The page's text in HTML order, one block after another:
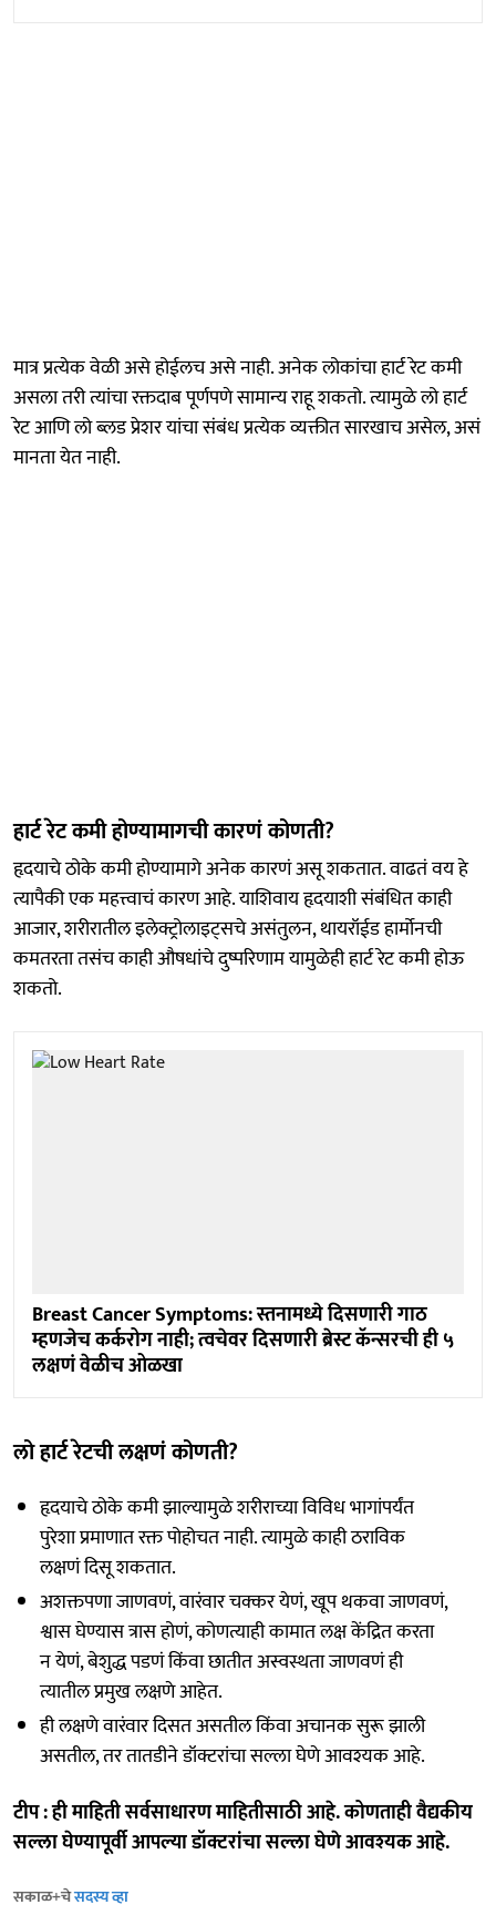
मात्र प्रत्येक वेळी असे होईलच असे नाही. अनेक लोकांचा हार्ट रेट कमी
असला तरी त्यांचा रक्तदाब पूर्णपणे सामान्य राहू शकतो. त्यामुळे लो हार्ट
रेट आणि लो ब्लड प्रेशर यांचा संबंध प्रत्येक व्यक्तीत सारखाच असेल, असं
मानता येत नाही.
हार्ट रेट कमी होण्यामागची कारणं कोणती?
हृदयाचे ठोके कमी होण्यामागे अनेक कारणं असू शकतात. वाढतं वय हे
त्यापैकी एक महत्त्वाचं कारण आहे. याशिवाय हृदयाशी संबंधित काही
आजार, शरीरातील इलेक्ट्रोलाइट्सचे असंतुलन, थायरॉईड हार्मोनची
कमतरता तसंच काही औषधांचे दुष्परिणाम यामुळेही हार्ट रेट कमी होऊ
शकतो.
Breast Cancer Symptoms: स्तनामध्ये दिसणारी गाठ
म्हणजेच कर्करोग नाही; त्वचेवर दिसणारी ब्रेस्ट कॅन्सरची ही ५
लक्षणं वेळीच ओळखा
लो हार्ट रेटची लक्षणं कोणती?
हृदयाचे ठोके कमी झाल्यामुळे शरीराच्या विविध भागांपर्यंत
पुरेशा प्रमाणात रक्त पोहोचत नाही. त्यामुळे काही ठराविक
लक्षणं दिसू शकतात.
अशक्तपणा जाणवणं, वारंवार चक्कर येणं, खूप थकवा जाणवणं,
श्वास घेण्यास त्रास होणं, कोणत्याही कामात लक्ष केंद्रित करता
न येणं, बेशुद्ध पडणं किंवा छातीत अस्वस्थता जाणवणं ही
त्यातील प्रमुख लक्षणे आहेत.
ही लक्षणे वारंवार दिसत असतील किंवा अचानक सुरू झाली
असतील, तर तातडीने डॉक्टरांचा सल्ला घेणे आवश्यक आहे.
टीप : ही माहिती सर्वसाधारण माहितीसाठी आहे. कोणताही वैद्यकीय
सल्ला घेण्यापूर्वी आपल्या डॉक्टरांचा सल्ला घेणे आवश्यक आहे.
सकाळ+चेसदस्य व्हा